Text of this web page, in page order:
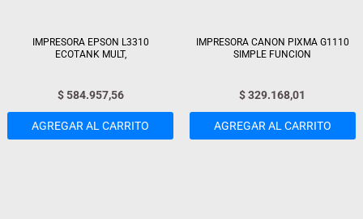
IMPRESORA EPSON L3310
ECOTANK MULT,
$584.957,56
AGREGAR AL CARRITO
IMPRESORA CANON PIXMA G1110
SIMPLE FUNCION
$329.168,01
AGREGAR AL CARRITO